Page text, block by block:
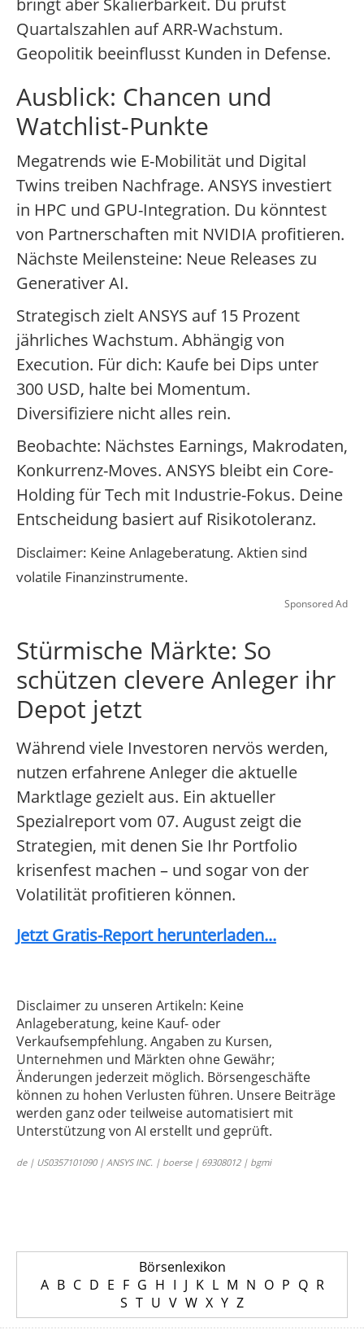
bringt aber Skalierbarkeit. Du prüfst
Quartalszahlen auf ARR-Wachstum.
Geopolitik beeinflusst Kunden in Defense.
Ausblick: Chancen und
Watchlist-Punkte
Megatrends wie E-Mobilität und Digital
Twins treiben Nachfrage. ANSYS investiert
in HPC und GPU-Integration. Du könntest
von Partnerschaften mit NVIDIA profitieren.
Nächste Meilensteine: Neue Releases zu
Generativer AI.
Strategisch zielt ANSYS auf 15 Prozent
jährliches Wachstum. Abhängig von
Execution. Für dich: Kaufe bei Dips unter
300 USD, halte bei Momentum.
Diversifiziere nicht alles rein.
Beobachte: Nächstes Earnings, Makrodaten,
Konkurrenz-Moves. ANSYS bleibt ein Core-
Holding für Tech mit Industrie-Fokus. Deine
Entscheidung basiert auf Risikotoleranz.
Disclaimer: Keine Anlageberatung. Aktien sind
volatile Finanzinstrumente.
Sponsored Ad
Stürmische Märkte: So
schützen clevere Anleger ihr
Depot jetzt
Während viele Investoren nervös werden,
nutzen erfahrene Anleger die aktuelle
Marktlage gezielt aus. Ein aktueller
Spezialreport vom 07. August zeigt die
Strategien, mit denen Sie Ihr Portfolio
krisenfest machen – und sogar von der
Volatilität profitieren können.
Jetzt Gratis-Report herunterladen...
Disclaimer zu unseren Artikeln: Keine
Anlageberatung, keine Kauf- oder
Verkaufsempfehlung. Angaben zu Kursen,
Unternehmen und Märkten ohne Gewähr;
Änderungen jederzeit möglich. Börsengeschäfte
können zu hohen Verlusten führen. Unsere Beiträge
werden ganz oder teilweise automatisiert mit
Unterstützung von AI erstellt und geprüft.
de | US0357101090 | ANSYS INC. | boerse | 69308012 | bgmi
Börsenlexikon
A B C D E F G H I J K L M N O P Q R
S T U V W X Y Z